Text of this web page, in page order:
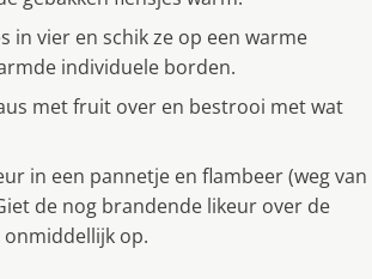
in vier en schik ze op een warme
individuele borden.
met fruit over en bestrooi met wat
in een pannetje en flambeer (weg van
de nog brandende likeur over de
op.